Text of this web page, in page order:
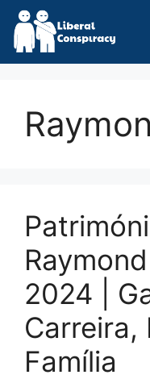
Skip
content
2024 |
Carreira,
Família